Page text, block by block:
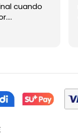
cuando